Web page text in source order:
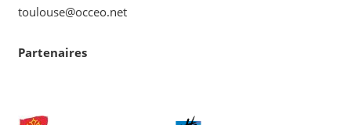
toulouse@occeo.net
Partenaires